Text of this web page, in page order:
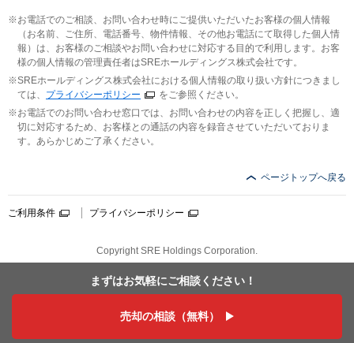
まずはお気軽にご相談ください！
売却の相談（無料）
お電話でのご相談、お問い合わせ時にご提供いただいたお客様の個人情報
（お名前、ご住所、電話番号、物件情報、その他お電話にて取得した個人情
報）は、お客様のご相談やお問い合わせに対応する目的で利用します。お客
様の個人情報の管理責任者はSREホールディングス株式会社です。
SREホールディングス株式会社における個人情報の取り扱い方針につきまし
ては、 プライバシーポリシー
をご参照ください。
お電話でのお問い合わせ窓口では、お問い合わせの内容を正しく把握し、適
切に対応するため、お客様との通話の内容を録音させていただいておりま
す。あらかじめご了承ください。
ページトップへ戻る
ご利用条件 プライバシーポリシー
Copyright SRE Holdings Corporation.